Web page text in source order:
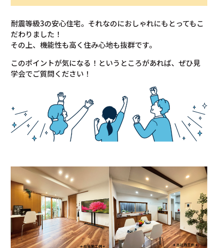
耐震等級3の安心住宅。それなのにおしゃれにもとってもこ
だわりました！
その上、機能性も高く住み心地も抜群です。
このポイントが気になる！というところがあれば、ぜひ見
学会でご質問ください！